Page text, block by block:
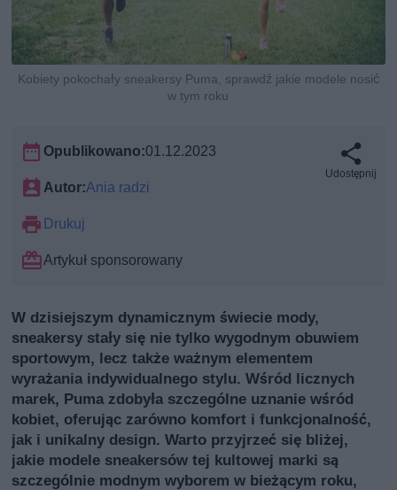
Kobiety pokochały sneakersy Puma, sprawdź jakie modele nosić
w tym roku
Opublikowano:01.12.2023
Autor:Ania radzi
Drukuj
Artykuł sponsorowany
Udostępnij
W dzisiejszym dynamicznym świecie mody,
sneakersy stały się nie tylko wygodnym obuwiem
sportowym, lecz także ważnym elementem
wyrażania indywidualnego stylu. Wśród licznych
marek, Puma zdobyła szczególne uznanie wśród
kobiet, oferując zarówno komfort i funkcjonalność,
jak i unikalny design. Warto przyjrzeć się bliżej,
jakie modele sneakersów tej kultowej marki są
szczególnie modnym wyborem w bieżącym roku,